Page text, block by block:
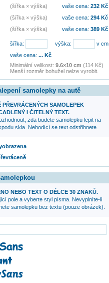
(šířka × výška)
vaše cena: 232Kč
(šířka × výška)
vaše cena: 294Kč
(šířka × výška)
vaše cena: 389Kč
šířka: výška:
v cm
vaše cena: ...Kč
Minimální velikost: 9.6×10 cm (114 Kč)
Menší rozměr bohužel nelze vyrobit.
samolepky na autě
PŘEVRÁCENÝCH SAMOLEPEK
I ČITELNÝ TEXT.
zda budete samolepku lepit na
skla. Nehodící se text odstřihnete.
NEBO TEXT O DÉLCE 30 ZNAKŮ.
pole a vyberte styl písma. Nevyplníte-li
samolepku bez textu (pouze obrázek).